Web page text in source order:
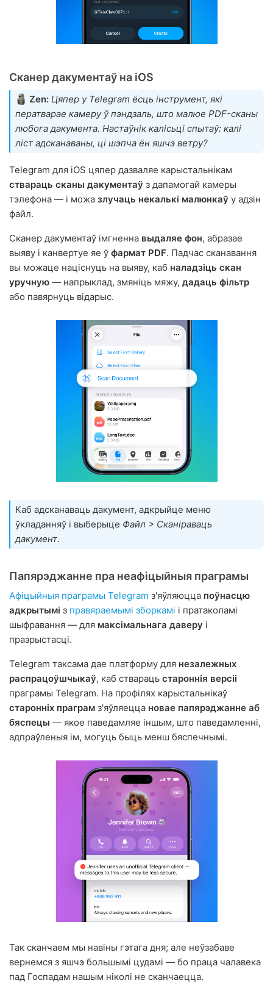
Сканер дакументаў на iOS
Zen: Цяпер у Telegram ёсць інструмент, які
ператварае камеру ў пэндзаль, што малюе PDF-сканы
любога дакумента. Настаўнік калісьці спытаў: калі
ліст адсканаваны, ці шэпча ён яшчэ ветру?
Telegram для iOS цяпер дазваляе карыстальнікам
ствараць сканы дакументаў з дапамогай камеры
тэлефона — і можа злучаць некалькі малюнкаў у адзін
файл.
Сканер дакументаў імгненна выдаляе фон, абразае
выяву і канвертуе яе ў фармат PDF. Падчас сканавання
вы можаце націснуць на выяву, каб наладзіць скан
уручную — напрыклад, змяніць мяжу, дадаць фільтр
або павярнуць відарыс.
Каб адсканаваць дакумент, адкрыйце меню
ўкладанняў і выберыце Файл > Сканіраваць
дакумент.
Папярэджанне пра неафіцыйныя праграмы
Афіцыйныя праграмы Telegram з'яўляюцца поўнасцю
адкрытымі з правяраемымі зборкамі і пратаколамі
шыфравання — для максімальнага даверу і
празрыстасці.
Telegram таксама дае платформу для незалежных
распрацоўшчыкаў, каб ствараць староннія версіі
праграмы Telegram. На профілях карыстальнікаў
старонніх праграм з'яўляецца новае папярэджанне аб
бяспецы — якое паведамляе іншым, што паведамленні,
адпраўленыя ім, могуць быць менш бяспечнымі.
Так сканчаем мы навіны гэтага дня; але неўзабаве
вернемся з яшчэ большымі цудамі — бо праца чалавека
пад Госпадам нашым ніколі не сканчаецца.